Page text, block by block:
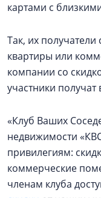
картами с
Так, их
квартиры или
компании со
участники
«Клуб Ваших
недвижимости
привилегиям:
коммерческие
членам клуба